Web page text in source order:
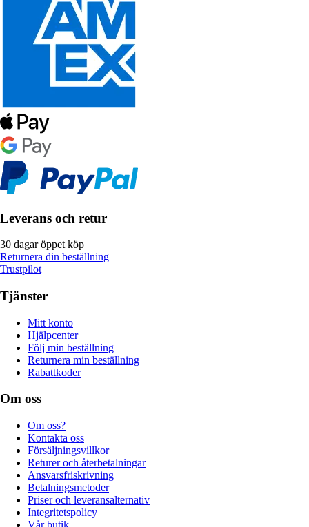
Leverans och retur
30 dagar öppet köp
Returnera din beställning
Trustpilot
Tjänster
Mitt konto
Hjälpcenter
Följ min beställning
Returnera min beställning
Rabattkoder
Om oss
Om oss?
Kontakta oss
Försäljningsvillkor
Returer och återbetalningar
Ansvarsfriskrivning
Betalningsmetoder
Priser och leveransalternativ
Integritetspolicy